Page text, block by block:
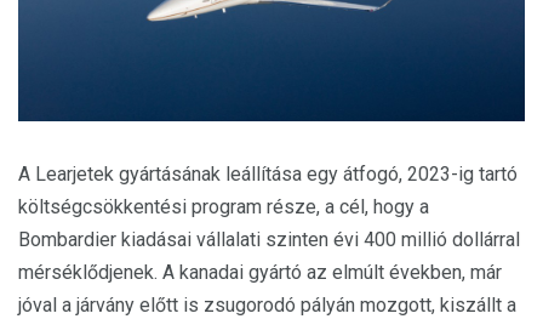
A Learjetek gyártásának leállítása egy átfogó, 2023-ig tartó
költségcsökkentési program része, a cél, hogy a
Bombardier kiadásai vállalati szinten évi 400 millió dollárral
mérséklődjenek. A kanadai gyártó az elmúlt években, már
jóval a járvány előtt is zsugorodó pályán mozgott, kiszállt a